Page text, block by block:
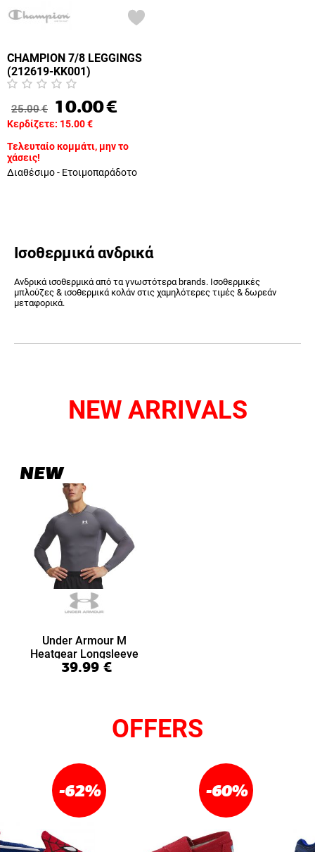
CHAMPION 7/8 LEGGINGS
(212619-KK001)
25.00€ 10.00€
Κερδίζετε: 15.00€
Τελευταίο κομμάτι, μην το
χάσεις!
Διαθέσιμο - Ετοιμοπαράδοτο
Ισοθερμικά ανδρικά
Ανδρικά ισοθερμικά από τα γνωστότερα brands. Ισοθερμικές
μπλούζες & ισοθερμικά κολάν στις χαμηλότερες τιμές & δωρεάν
μεταφορικά.
NEW ARRIVALS
NEW
Under Armour M
Heatgear Longsleeve
(1361524-025)
39.99 €
OFFERS
-62% -60%